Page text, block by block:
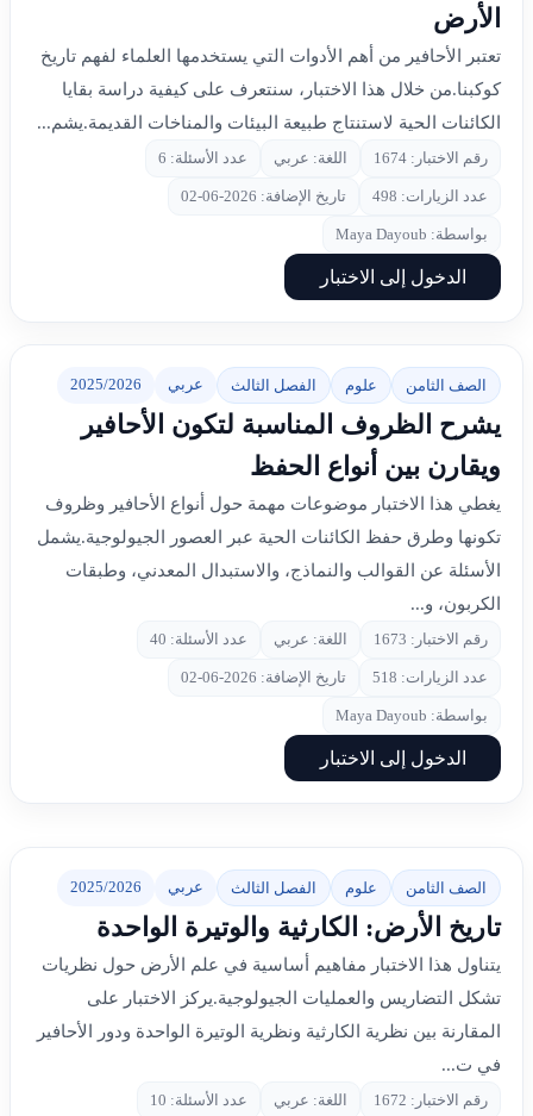
الأرض
تعتبر الأحافير من أهم الأدوات التي يستخدمها العلماء لفهم تاريخ
كوكبنا.من خلال هذا الاختبار، سنتعرف على كيفية دراسة بقايا
الكائنات الحية لاستنتاج طبيعة البيئات والمناخات القديمة.يشم...
رقم الاختبار: 1674 اللغة: عربي عدد الأسئلة: 6
عدد الزيارات: 498 تاريخ الإضافة: 2026-06-02
بواسطة: Maya Dayoub
الدخول إلى الاختبار
الصف الثامن علوم الفصل الثالث عربي 2025/2026
يشرح الظروف المناسبة لتكون الأحافير
ويقارن بين أنواع الحفظ
يغطي هذا الاختبار موضوعات مهمة حول أنواع الأحافير وظروف
تكونها وطرق حفظ الكائنات الحية عبر العصور الجيولوجية.يشمل
الأسئلة عن القوالب والنماذج، والاستبدال المعدني، وطبقات
الكربون، و...
رقم الاختبار: 1673 اللغة: عربي عدد الأسئلة: 40
عدد الزيارات: 518 تاريخ الإضافة: 2026-06-02
بواسطة: Maya Dayoub
الدخول إلى الاختبار
الصف الثامن علوم الفصل الثالث عربي 2025/2026
تاريخ الأرض: الكارثية والوتيرة الواحدة
يتناول هذا الاختبار مفاهيم أساسية في علم الأرض حول نظريات
تشكل التضاريس والعمليات الجيولوجية.يركز الاختبار على
المقارنة بين نظرية الكارثية ونظرية الوتيرة الواحدة ودور الأحافير
في ت...
رقم الاختبار: 1672 اللغة: عربي عدد الأسئلة: 10